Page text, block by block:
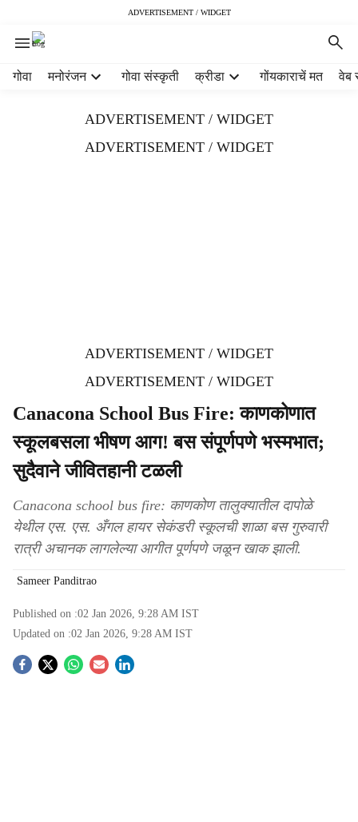
ADVERTISEMENT / WIDGET
गोवा मनोरंजन गोवा संस्कृती क्रीडा गोंयकाराचें मत वेब
ADVERTISEMENT / WIDGET
ADVERTISEMENT / WIDGET
ADVERTISEMENT / WIDGET
ADVERTISEMENT / WIDGET
Canacona School Bus Fire: काणकोणात
स्कूलबसला भीषण आग! बस संपूर्णपणे भस्मभात;
सुदैवाने जीवितहानी टळली
Canacona school bus fire: काणकोण तालुक्यातील दापोळे
येथील एस. एस. अँगल हायर सेकंडरी स्कूलची शाळा बस गुरुवारी
रात्री अचानक लागलेल्या आगीत पूर्णपणे जळून खाक झाली.
Sameer Panditrao
Published on :02 Jan 2026, 9:28 AM IST
Updated on :02 Jan 2026, 9:28 AM IST
S